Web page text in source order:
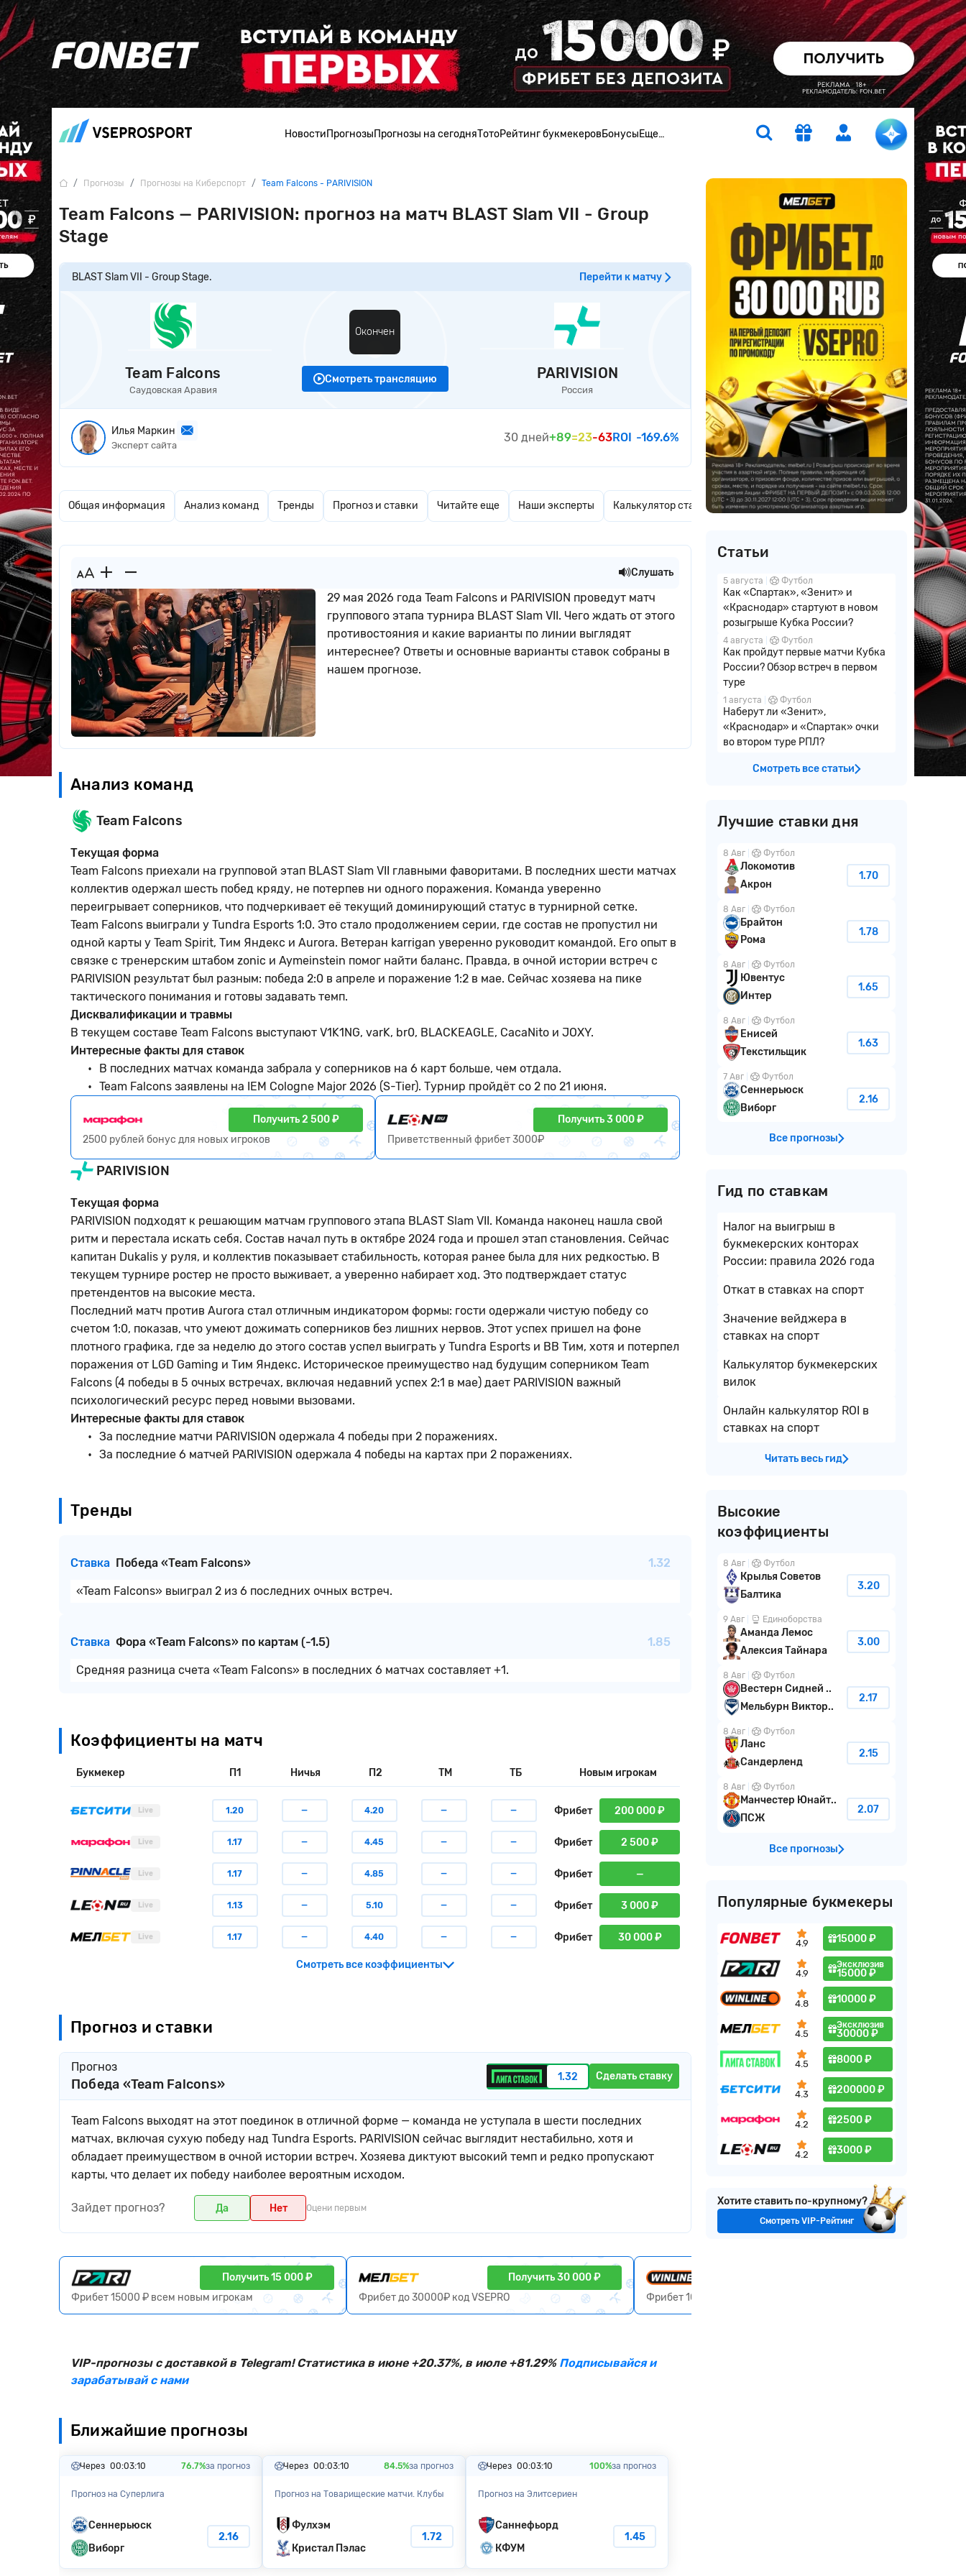
НовостиПрогнозыПрогнозы на сегодняТотоРейтинг букмекеровБонусыЕще…
Team Falcons — PARIVISION: прогноз на матч BLAST Slam VII - Group
Stage
Прогнозы Прогнозы на Киберспорт Team Falcons - PARIVISION
BLAST Slam VII - Group Stage. Перейти к матчу
Team Falcons
Саудовская Аравия
Окончен
PARIVISION
Россия
Смотреть трансляцию
Илья Маркин
Эксперт сайта
30 дней+89=23-63ROI -169.6%
Общая информация Анализ команд Тренды Прогноз и ставки Читайте еще Наши эксперты Калькулятор ставок Ставки дня Актуальные новости
Слушать
29 мая 2026 года Team Falcons и PARIVISION проведут матч
группового этапа турнира BLAST Slam VII. Чего ждать от этого
противостояния и какие варианты по линии выглядят
интереснее? Ответы и основные варианты ставок собраны в
нашем прогнозе.
Анализ команд
Team Falcons
Текущая форма
Team Falcons приехали на групповой этап BLAST Slam VII главными фаворитами. В последних шести матчах
коллектив одержал шесть побед кряду, не потерпев ни одного поражения. Команда уверенно
переигрывает соперников, что подчеркивает её текущий доминирующий статус в турнирной сетке.
Team Falcons выиграли у Tundra Esports 1:0. Это стало продолжением серии, где состав не пропустил ни
одной карты у Team Spirit, Тим Яндекс и Aurora. Ветеран karrigan уверенно руководит командой. Его опыт в
связке с тренерским штабом zonic и Aymeinstein помог найти баланс. Правда, в очной истории встреч с
PARIVISION результат был разным: победа 2:0 в апреле и поражение 1:2 в мае. Сейчас хозяева на пике
тактического понимания и готовы задавать темп.
Дисквалификации и травмы
В текущем составе Team Falcons выступают V1K1NG, varK, br0, BLACKEAGLE, CacaNito и JOXY.
Интересные факты для ставок
В последних матчах команда забрала у соперников на 6 карт больше, чем отдала.
Team Falcons заявлены на IEM Cologne Major 2026 (S-Tier). Турнир пройдёт со 2 по 21 июня.
Получить 2 500 ₽
2500 рублей бонус для новых игроков
Получить 3 000 ₽
Приветственный фрибет 3000₽
PARIVISION
Текущая форма
PARIVISION подходят к решающим матчам группового этапа BLAST Slam VII. Команда наконец нашла свой
ритм и перестала искать себя. Состав начал путь в октябре 2024 года и прошел этап становления. Сейчас
капитан Dukalis у руля, и коллектив показывает стабильность, которая ранее была для них редкостью. В
текущем турнире ростер не просто выживает, а уверенно набирает ход. Это подтверждает статус
претендентов на высокие места.
Последний матч против Aurora стал отличным индикатором формы: гости одержали чистую победу со
счетом 1:0, показав, что умеют дожимать соперников без лишних нервов. Этот успех пришел на фоне
плотного графика, где за неделю до этого состав успел выиграть у Tundra Esports и BB Тим, хотя и потерпел
поражения от LGD Gaming и Тим Яндекс. Историческое преимущество над будущим соперником Team
Falcons (4 победы в 5 очных встречах, включая недавний успех 2:1 в мае) дает PARIVISION важный
психологический ресурс перед новыми вызовами.
Интересные факты для ставок
За последние матчи PARIVISION одержала 4 победы при 2 поражениях.
За последние 6 матчей PARIVISION одержала 4 победы на картах при 2 поражениях.
Тренды
Ставка Победа «Team Falcons» 1.32
«Team Falcons» выиграл 2 из 6 последних очных встреч.
Ставка Фора «Team Falcons» по картам (-1.5) 1.85
Средняя разница счета «Team Falcons» в последних 6 матчах составляет +1.
Коэффициенты на матч
Букмекер П1 Ничья П2 ТМ ТБ Новым игрокам
Live 1.20 — 4.20 — — Фрибет 200 000 ₽
Live 1.17 — 4.45 — — Фрибет 2 500 ₽
Live 1.17 — 4.85 — — Фрибет —
Live 1.13 — 5.10 — — Фрибет 3 000 ₽
Live 1.17 — 4.40 — — Фрибет 30 000 ₽
Смотреть все коэффициенты
Прогноз и ставки
Прогноз
Победа «Team Falcons» 1.32 Сделать ставку
Team Falcons выходят на этот поединок в отличной форме — команда не уступала в шести последних
матчах, включая сухую победу над Tundra Esports. PARIVISION сейчас выглядит нестабильно, хотя и
обладает преимуществом в очной истории встреч. Хозяева диктуют высокий темп и редко пропускают
карты, что делает их победу наиболее вероятным исходом.
Зайдет прогноз? Да Нет Оцени первым
Получить 15 000 ₽
Фрибет 15000 ₽ всем новым игрокам
Получить 30 000 ₽
Фрибет до 30000₽ код VSEPRO
Фрибет 10000₽ всем новым игрокам
VIP-прогнозы с доставкой в Telegram! Статистика в июне +20.37%, в июле +81.29% Подписывайся и
зарабатывай с нами
Ближайшие прогнозы
Через 00:03:09 76.7%за прогноз
Прогноз на Суперлига
Сеннерьюск
Виборг
2.16
Через 00:03:09 84.5%за прогноз
Прогноз на Товарищеские матчи. Клубы
Фулхэм
Кристал Пэлас
1.72
Через 00:03:09 100%за прогноз
Прогноз на Элитсериен
Саннефьорд
КФУМ
1.45
Статьи
5 августа Футбол
Как «Спартак», «Зенит» и
«Краснодар» стартуют в новом
розыгрыше Кубка России?
4 августа Футбол
Как пройдут первые матчи Кубка
России? Обзор встреч в первом
туре
1 августа Футбол
Наберут ли «Зенит»,
«Краснодар» и «Спартак» очки
во втором туре РПЛ?
Смотреть все статьи
Лучшие ставки дня
8 Авг Футбол
Локомотив
Акрон
1.70
8 Авг Футбол
Брайтон
Рома
1.78
8 Авг Футбол
Ювентус
Интер
1.65
8 Авг Футбол
Енисей
Текстильщик
1.63
7 Авг Футбол
Сеннерьюск
Виборг
2.16
Все прогнозы
Гид по ставкам
Налог на выигрыш в
букмекерских конторах
России: правила 2026 года
Откат в ставках на спорт
Значение вейджера в
ставках на спорт
Калькулятор букмекерских
вилок
Онлайн калькулятор ROI в
ставках на спорт
Читать весь гид
Высокие
коэффициенты
8 Авг Футбол
Крылья Советов
Балтика
3.20
9 Авг Единоборства
Аманда Лемос
Алексия Тайнара
3.00
8 Авг Футбол
Вестерн Сидней ..
Мельбурн Виктор..
2.17
8 Авг Футбол
Ланс
Сандерленд
2.15
8 Авг Футбол
Манчестер Юнайт..
ПСЖ
2.07
Все прогнозы
Популярные букмекеры
4.9 15000 ₽
4.9
Эксклюзив
15000 ₽
4.8 10000 ₽
4.5
Эксклюзив
30000 ₽
4.5 8000 ₽
4.3 200000 ₽
4.2 2500 ₽
4.2 3000 ₽
Хотите ставить по-крупному?
Смотреть VIP-Рейтинг